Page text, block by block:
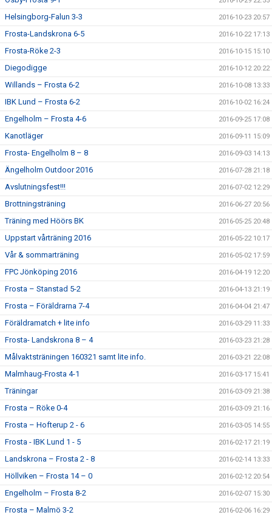
Helsingborg-Falun 3-3 2016-10-23 20:57
Frosta-Landskrona 6-5 2016-10-22 17:13
Frosta-Röke 2-3 2016-10-15 15:10
Diegodigge 2016-10-12 20:22
Willands – Frosta 6-2 2016-10-08 13:33
IBK Lund – Frosta 6-2 2016-10-02 16:24
Engelholm – Frosta 4-6 2016-09-25 17:08
Kanotläger 2016-09-11 15:09
Frosta- Engelholm 8 – 8 2016-09-03 14:13
Ängelholm Outdoor 2016 2016-07-28 21:18
Avslutningsfest!!! 2016-07-02 12:29
Brottningsträning 2016-06-27 20:56
Träning med Höörs BK 2016-05-25 20:48
Uppstart vårträning 2016 2016-05-22 10:17
Vår & sommarträning 2016-05-02 17:59
FPC Jönköping 2016 2016-04-19 12:20
Frosta – Stanstad 5-2 2016-04-13 21:19
Frosta – Föräldrarna 7-4 2016-04-04 21:47
Föräldramatch + lite info 2016-03-29 11:33
Frosta- Landskrona 8 – 4 2016-03-23 21:28
Målvaktsträningen 160321 samt lite info. 2016-03-21 22:08
Malmhaug-Frosta 4-1 2016-03-17 15:41
Träningar 2016-03-09 21:38
Frosta – Röke 0-4 2016-03-09 21:16
Frosta – Hofterup 2 - 6 2016-03-05 14:55
Frosta - IBK Lund 1 - 5 2016-02-17 21:19
Landskrona – Frosta 2 - 8 2016-02-14 13:33
Höllviken – Frosta 14 – 0 2016-02-12 20:54
Engelholm – Frosta 8-2 2016-02-07 15:30
Frosta – Malmö 3-2 2016-02-06 16:29